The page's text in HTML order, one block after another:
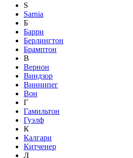
S
Sarnia
Б
Барри
Берлингтон
Брамптон
В
Вернон
Виндзор
Виннипег
Вон
Г
Гамильтон
Гуэлф
К
Калгари
Китченер
Л